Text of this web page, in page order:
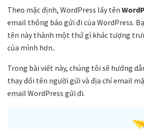
Theo mặc định, WordPress lấy tên
email thông báo gửi đi của WordPress.
tên này thành một thứ gì khác tượng
của mình hơn..
Trong bài viết này, chúng tôi sẽ hướng
thay đổi tên người gửi và địa chỉ email
email WordPress gửi đi.